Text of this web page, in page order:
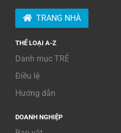
TRANG NHÀ
THỂ LOẠI A-Z
Danh mục TRẺ
Điều lệ
Hướng dẫn
DOANH NGHIỆP